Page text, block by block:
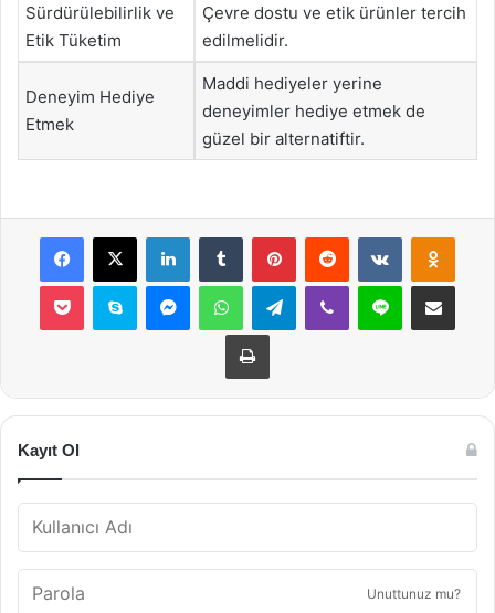
Sürdürülebilirlik ve
Etik Tüketim
Çevre dostu ve etik ürünler tercih
edilmelidir.
Deneyim Hediye
Etmek
Maddi hediyeler yerine
deneyimler hediye etmek de
güzel bir alternatiftir.
Facebook
X LinkedInTumblr PinterestReddit VKontakte
Pocket Skype MessengerWhatsAppTelegramViber Line E-Posta ile
Yazdır
Kayıt Ol
Unuttunuz mu?